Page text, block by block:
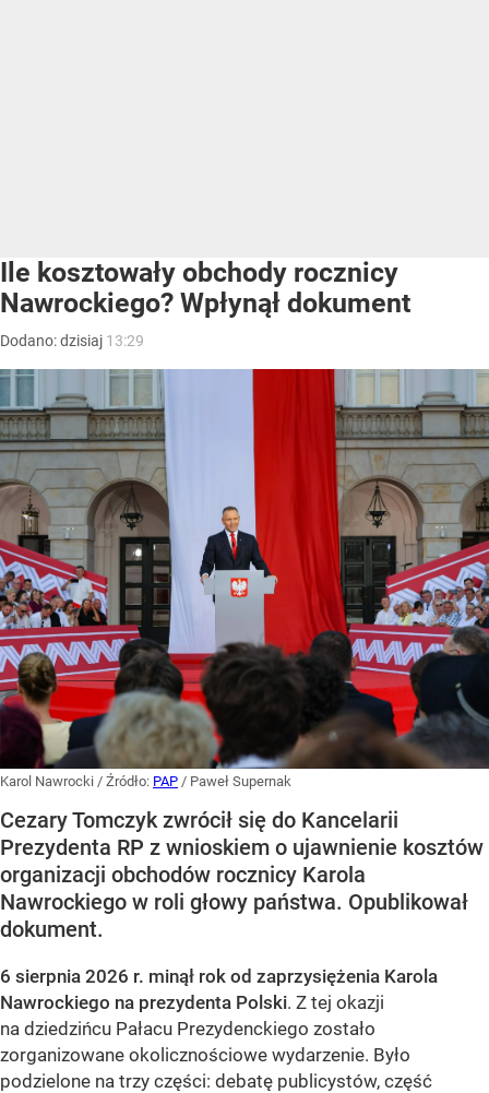
Ile kosztowały obchody rocznicy
Nawrockiego? Wpłynął dokument
Dodano:dzisiaj 13:29
Karol Nawrocki / Źródło: PAP / Paweł Supernak
Cezary Tomczyk zwrócił się do Kancelarii
Prezydenta RP z wnioskiem o ujawnienie kosztów
organizacji obchodów rocznicy Karola
Nawrockiego w roli głowy państwa. Opublikował
dokument.
6 sierpnia 2026 r. minął rok od zaprzysiężenia Karola
Nawrockiego na prezydenta Polski. Z tej okazji
na dziedzińcu Pałacu Prezydenckiego zostało
zorganizowane okolicznościowe wydarzenie. Było
podzielone na trzy części: debatę publicystów, część